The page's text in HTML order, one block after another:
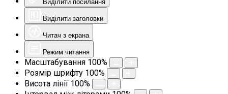
Виділити посилання
Виділити заголовки
Читач з екрана
Режим читання
Масштабування 100%
Розмір шрифту 100%
Висота лінії 100%